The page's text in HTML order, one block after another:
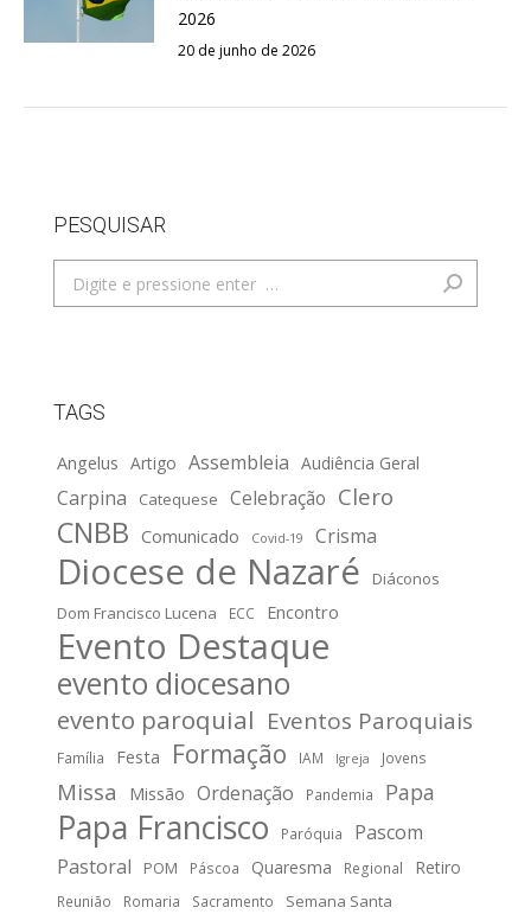
2026
20 de junho de 2026
PESQUISAR
Search:
TAGS
Angelus Artigo Assembleia Audiência Geral
Carpina Catequese Celebração Clero
CNBB Comunicado Covid-19 Crisma
Diocese de Nazaré
Diáconos
Dom Francisco Lucena
ECC Encontro
Evento Destaque
evento diocesano
evento paroquial Eventos Paroquiais
Família Festa Formação IAM Igreja Jovens
Missa Missão Ordenação Pandemia Papa
Papa Francisco Paróquia
Pascom
Pastoral
POM Páscoa Quaresma Regional Retiro
Reunião Romaria Sacramento Semana Santa